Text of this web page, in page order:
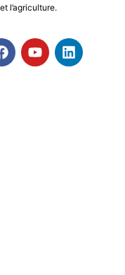
l’agriculture.